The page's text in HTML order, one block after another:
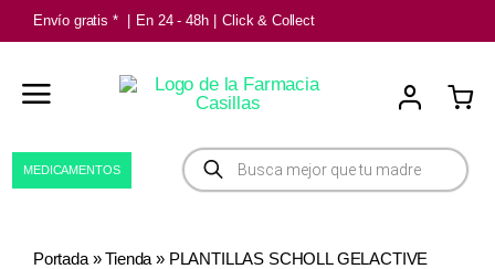
Saltar
al
contenido
Envío gratis * En 24 - 48h Click & Collect
Búsqueda
de
productos
MEDICAMENTOS
Portada»Tienda » PLANTILLAS SCHOLL GELACTIVE